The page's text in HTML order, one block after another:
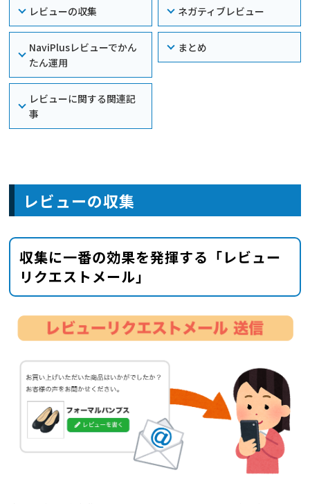
レビューの収集 ネガティブレビュー
NaviPlusレビューでかん
たん運用
まとめ
レビューに関する関連記
事
レビューの収集
収集に一番の効果を発揮する「レビュー
リクエストメール」